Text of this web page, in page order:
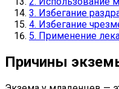
3. Избегание
4. Избегание
5. Применение
Причины